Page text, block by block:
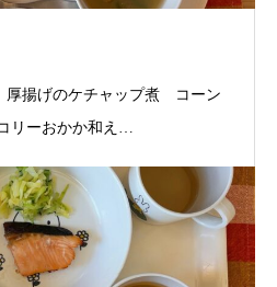
揚げのケチャップ煮 コーン
リーおかか和え…